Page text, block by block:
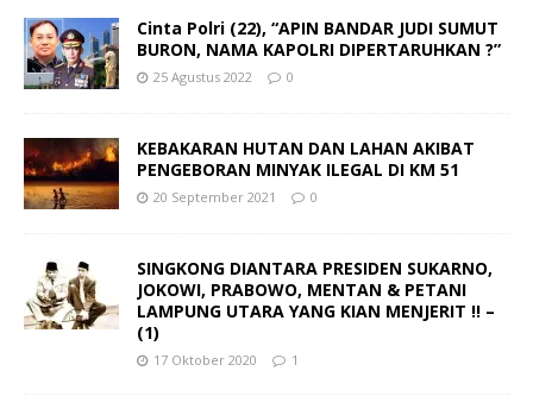
Cinta Polri (22), “APIN BANDAR JUDI SUMUT
BURON, NAMA KAPOLRI DIPERTARUHKAN ?”
25 Agustus 2022 0
KEBAKARAN HUTAN DAN LAHAN AKIBAT
PENGEBORAN MINYAK ILEGAL DI KM 51
20 September 2021 0
SINGKONG DIANTARA PRESIDEN SUKARNO,
JOKOWI, PRABOWO, MENTAN & PETANI
LAMPUNG UTARA YANG KIAN MENJERIT !! –
(1)
17 Oktober 2020 1